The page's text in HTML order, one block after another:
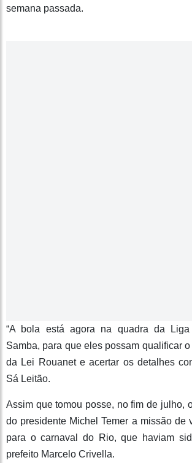
semana passada.
“A bola está agora na quadra da
Samba, para que eles possam qualificar
da Lei Rouanet e acertar os detalhes
Sá Leitão.
Assim que tomou posse, no fim de julho,
do presidente Michel Temer a missão de
para o carnaval do Rio, que haviam
prefeito Marcelo Crivella.